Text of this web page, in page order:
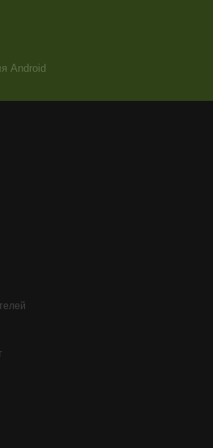
Android